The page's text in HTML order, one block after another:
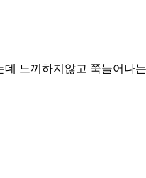
느끼하지않고 쭉늘어나